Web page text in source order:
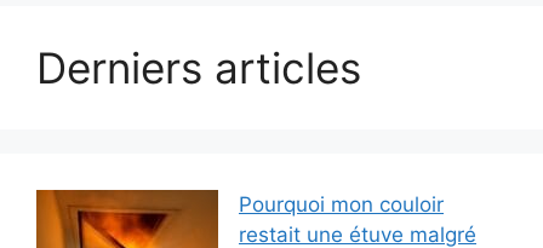
Derniers articles
Pourquoi mon couloir
restait une étuve malgré